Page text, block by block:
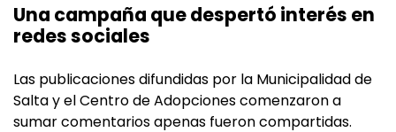
Una campaña que despertó interés en
redes sociales
Las publicaciones difundidas por la Municipalidad de
Salta y el Centro de Adopciones comenzaron a
sumar comentarios apenas fueron compartidas.